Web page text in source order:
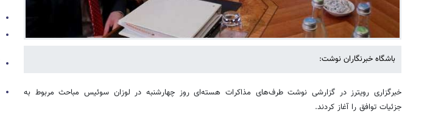
باشگاه خبرنگاران نوشت:
خبرگزاری رویترز در گزارشی نوشت طرف‌های مذاکرات هسته‌ای روز چهارشنبه در لوزان سوئیس مباحث مربوط به
جزئیات توافق را آغاز کردند.